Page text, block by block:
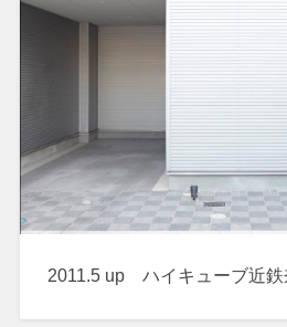
2011.5 up ハイキューブ近鉄